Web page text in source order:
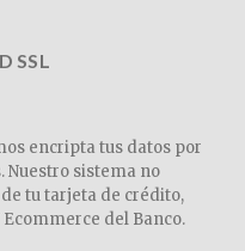
SSL
encripta tus datos por
Nuestro sistema no
tu tarjeta de crédito,
del Banco.